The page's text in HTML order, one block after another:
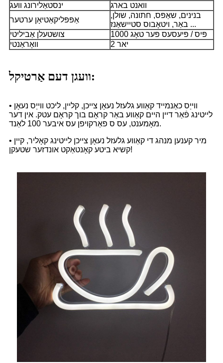
ינסטאַלירונג וועג
וואנט בארג
אַפּפּליקאַטיאָן ערטער
בנינים, שאַפּס, חתונה, שולן,
באַר, ויטאָבוס סטיישאַנז ...
צושטעלן אַביליטי
1000 פּיס / פּיעסעס פּער טאָג
וואָראַנטי
2 יאר
וועגן דעם אַרטיקל:
• ווייַס כאַנמייד קאַווע גלעזל נעאָן צייכן, קליין, ליכט ווייַס נעאָן
לייטינג פֿאַר דיין היים קאַווע באַר קראָם בוך קראָם עטק. אין דער
מאָמענט, עס ס פאַרקויפן עס איבער 100 לאַנד.
• מיר קענען מנהג די קאַווע גלעזל נעאָן צייכן לייטינג קאָליר, קיין
קשיא ביטע קאָנטאַקט אונדזער שטעקן!